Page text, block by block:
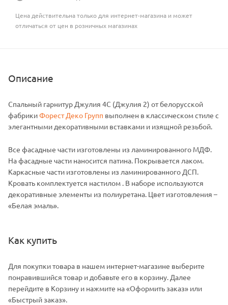
Цена действительна только для интернет-магазина и может
отличаться от цен в розничных магазинах
Описание
Спальный гарнитур Джулия 4С (Джулия 2) от белорусской
фабрикиФорест Деко Групп выполнен в классическом стиле с
элегантными декоративными вставками и изящной резьбой.
Все фасадные части изготовлены из ламинированного МДФ.
На фасадные части наносится патина. Покрывается лаком.
Каркасные части изготовлены из ламинированного ДСП.
Кровать комплектуется настилом . В наборе используются
декоративные элементы из полиуретана. Цвет изготовления –
«Белая эмаль».
Как купить
Для покупки товара в нашем интернет-магазине выберите
понравившийся товар и добавьте его в корзину. Далее
перейдите в Корзину и нажмите на «Оформить заказ» или
«Быстрый заказ».